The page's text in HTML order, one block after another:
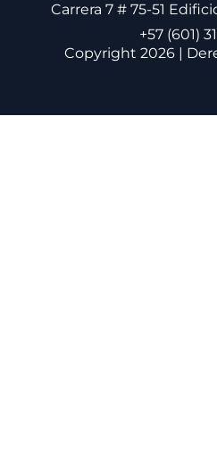
Carrera 7 # 75-51
+57 (601)
Copyright 2026 |